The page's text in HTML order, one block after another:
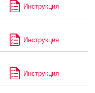
Инструкция
Инструкция
Инструкция